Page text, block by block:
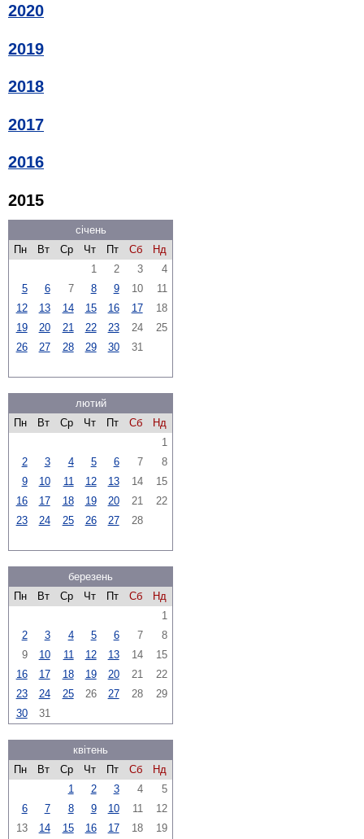
2020
2019
2018
2017
2016
2015
січень
Пн
Вт Ср Чт Пт Сб
Нд
1
2 3
4
5
6 7 8 9 10
11
12
13 14 15 16 17
18
19
20 21 22 23 24
25
26
27 28 29 30 31
лютий
Пн
Вт Ср Чт Пт Сб
Нд
1
2
3 4 5 6 7
8
9
10 11 12 13 14
15
16
17 18 19 20 21
22
23
24 25 26 27 28
березень
Пн
Вт Ср Чт Пт Сб
Нд
1
2
3 4 5 6 7
8
9
10 11 12 13 14
15
16
17 18 19 20 21
22
23
24 25 26 27 28
29
30
31
квітень
Пн
Вт Ср Чт Пт Сб
Нд
1
2 3 4
5
6
7 8 9 10 11
12
13
14 15 16 17 18
19